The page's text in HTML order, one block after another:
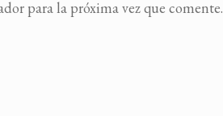
para la próxima vez que comente.